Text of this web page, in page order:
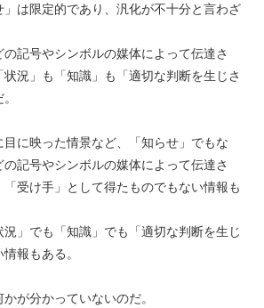
は限定的であり、汎化が不十分と言わざ
記号やシンボルの媒体によって伝達さ
況」も「知識」も「適切な判断を生じさ
に映った情景など、「知らせ」でもな
の記号やシンボルの媒体によって伝達さ
受け手」として得たものでもない情報も
」でも「知識」でも「適切な判断を生じ
報もある。
が分かっていないのだ。